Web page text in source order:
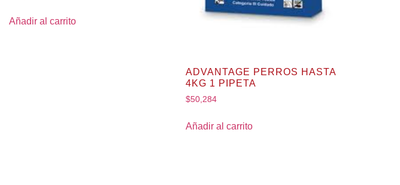
Añadir al carrito
ADVANTAGE PERROS HASTA
4KG 1 PIPETA
$50,284
Añadir al carrito